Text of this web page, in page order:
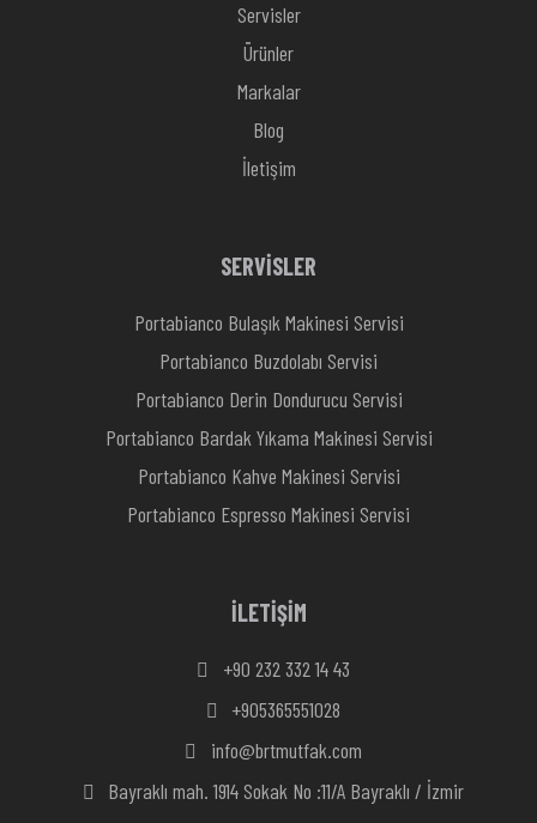
Servisler
Ürünler
Markalar
Blog
İletişim
SERVİSLER
Portabianco Bulaşık Makinesi Servisi
Portabianco Buzdolabı Servisi
Portabianco Derin Dondurucu Servisi
Portabianco Bardak Yıkama Makinesi Servisi
Portabianco Kahve Makinesi Servisi
Portabianco Espresso Makinesi Servisi
İLETİŞİM
+90 232 332 14 43
+905365551028
info@brtmutfak.com
Bayraklı mah. 1914 Sokak No :11/A Bayraklı / İzmir